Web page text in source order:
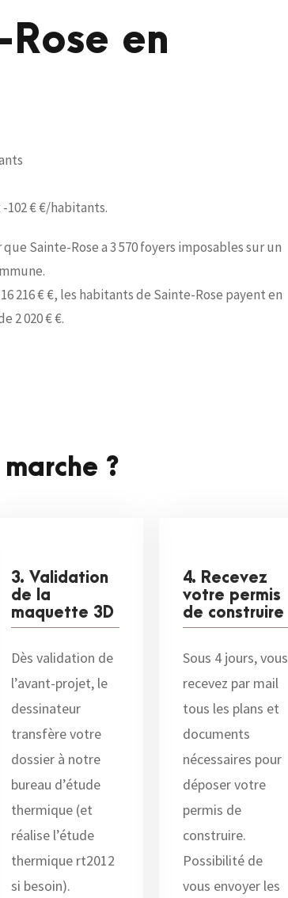
en
102 € €/habitants.
Sainte-Rose a 3 570 foyers imposables sur un
216 € €, les habitants de Sainte-Rose payent en
2 020 € €.
?
3. Validation
de la
maquette 3D
Dès validation de
l’avant-projet, le
dessinateur
transfère votre
dossier à notre
bureau d’étude
thermique (et
réalise l’étude
thermique rt2012
si besoin).
4. Recevez
votre permis
de construire
Sous 4 jours, vous
recevez par mail
tous les plans et
documents
nécessaires pour
déposer votre
permis de
construire.
Possibilité de
vous envoyer les